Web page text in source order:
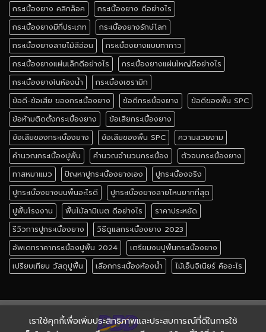
กระเบื้องยาง คลิกล็อค
กระเบื้องยาง ดีอย่างไร
กระเบื้องยางมีกี่ประเภท
กระเบื้องยางรักษ์โลก
กระเบื้องยางลายไม้สีอ่อน
กระเบื้องยางแบบทากาว
กระเบื้องยางแผ่นเล็กดีอย่างไร
กระเบื้องยางแผ่นใหญ่ดีอย่างไร
กระเบื้องยางในห้องน้ำ
กระเบื้องเซรามิก
ข้อดี-ข้อเสีย ของกระเบื้องยาง
ข้อดีกระเบื้องยาง
ข้อดีของพื้น SPC
ข้อห้ามติดตั้งกระเบื้องยาง
ข้อเสียกระเบื้องยาง
ข้อเสียของกระเบื้องยาง
ข้อเสียของพื้น SPC
ความสวยงาม
คำนวณกระเบื้องปูพื้น
คำนวณจำนวนกระเบื้อง
ตัวจบกระเบื้องยาง
ทาสหมาแมว
ปัญหาปูกระเบื้องยางเอง
ปูกระเบื้องจริง
ปูกระเบื้องยางบนพื้นอะไรดี
ปูกระเบื้องยางลายไหนยากที่สุด
ปูพื้นโรงงาน
พื้นไม้ลามิเนต ดีอย่างไร
ราคาประหยัด
รีวิวการปูกระเบื้องยาง
วิธีดูแลกระเบื้องยาง 2023
อัพเดทราคากระเบื้องปูพื้น 2024
เตรียมงบปูพื้นกระเบื้องยาง
เปรียบเทียบ วัสดุปูพื้น
เลือกกระเบื้องห้องน้ำ ไม้เอ็นจิเนียร์ คืออะไร
เราใช้คุกกี้เพื่อเพิ่มประสิทธิภาพและประสบการณ์ที่ดีในการใช้